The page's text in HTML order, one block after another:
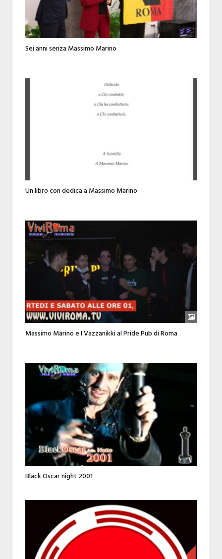
Sei anni senza Massimo Marino
Un libro con dedica a Massimo Marino
Massimo Marino e I Vazzanikki al Pride Pub di Roma
Black Oscar night 2001